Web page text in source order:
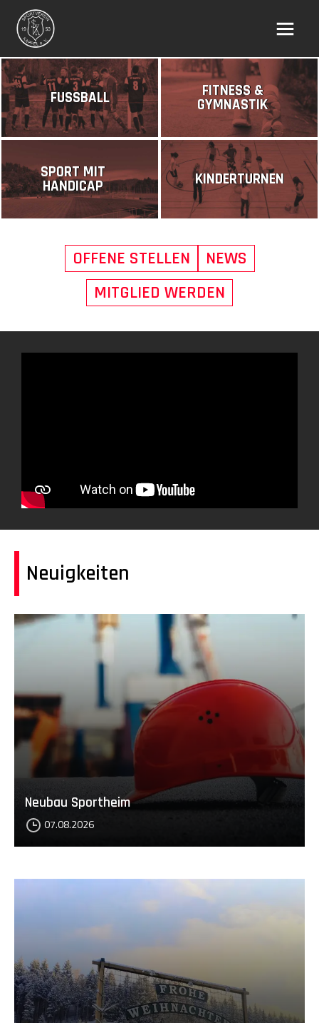
FUSSBALL FITNESS &
GYMNASTIK
SPORT MIT
HANDICAP KINDERTURNEN
OFFENE STELLEN
NEWS
MITGLIED WERDEN
Neuigkeiten
Neubau Sportheim
07.08.2026